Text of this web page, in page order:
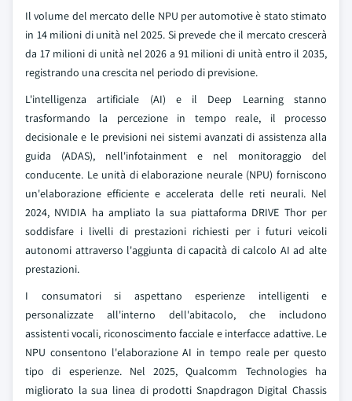
Il volume del mercato delle NPU per automotive è stato stimato
in 14 milioni di unità nel 2025. Si prevede che il mercato crescerà
da 17 milioni di unità nel 2026 a 91 milioni di unità entro il 2035,
registrando una crescita nel periodo di previsione.
L'intelligenza artificiale (AI) e il Deep Learning stanno
trasformando la percezione in tempo reale, il processo
decisionale e le previsioni nei sistemi avanzati di assistenza alla
guida (ADAS), nell'infotainment e nel monitoraggio del
conducente. Le unità di elaborazione neurale (NPU) forniscono
un'elaborazione efficiente e accelerata delle reti neurali. Nel
2024, NVIDIA ha ampliato la sua piattaforma DRIVE Thor per
soddisfare i livelli di prestazioni richiesti per i futuri veicoli
autonomi attraverso l'aggiunta di capacità di calcolo AI ad alte
prestazioni.
I consumatori si aspettano esperienze intelligenti e
personalizzate all'interno dell'abitacolo, che includono
assistenti vocali, riconoscimento facciale e interfacce adattive. Le
NPU consentono l'elaborazione AI in tempo reale per questo
tipo di esperienze. Nel 2025, Qualcomm Technologies ha
migliorato la sua linea di prodotti Snapdragon Digital Chassis